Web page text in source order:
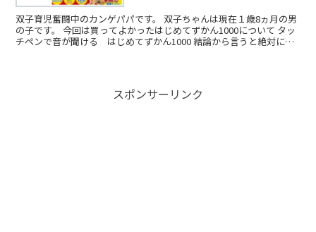
双子育児奮闘中のカンゲパパです。 双子ちゃんは現在１歳8ヵ月の男
の子です。 今回は買ってよかったはじめてずかん1000について タッ
チペンで音が聞ける はじめてずかん1000 結論から言うと絶対にお
スポンサーリンク